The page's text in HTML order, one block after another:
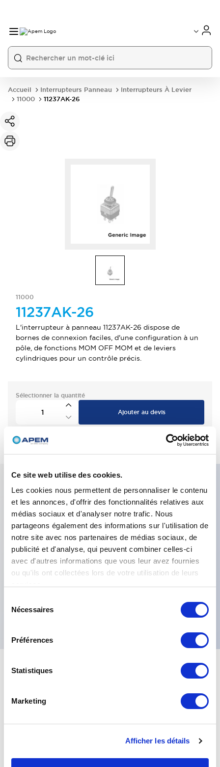
Ce site web utilise des cookies.
Les cookies nous permettent de personnaliser le contenu
et les annonces, d'offrir des fonctionnalités relatives aux
médias sociaux et d'analyser notre trafic. Nous
partageons également des informations sur l'utilisation de
notre site avec nos partenaires de médias sociaux, de
publicité et d'analyse, qui peuvent combiner celles-ci
avec d'autres informations que vous leur avez fournies
ou qu'ils ont collectées lors de votre utilisation de leurs
Nécessaires
Préférences
Statistiques
Marketing
Afficher les détails
France
USA
Accueil Interrupteurs Panneau
Interrupteurs À Levier
11000
11237AK-26
11000
11237AK-26
L'interrupteur à panneau 11237AK-26 dispose de
bornes de connexion faciles, d'une configuration à un
pôle, de fonctions MOM OFF MOM et de leviers
cylindriques pour un contrôle précis.
Sélectionner la quantité
Ajouter au devis
Caractéristiques clés
Nombre de pôles:Unipolaire,Matériaux de
contact:Argent,Finition:Plaqué
nickel,Leviers:Cylindrique,Etanchéité:Étanchéité du
panneau avant par joint torique et rondelle
particulière,Fonctions électriques:MOM OFF MOM,
Spécifications Tout développer +
Environmental Specifications